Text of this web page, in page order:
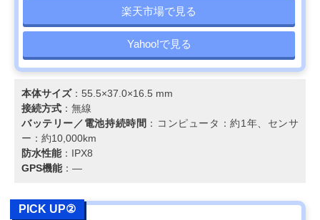
楽天市場で見る
Yahoo!で見る
本体サイズ：55.5×37.0×16.5 mm
接続方式 ：無線
バッテリー／電池持続時間 ：コンピュータ：約1年、センサ
ー：約10,000km
防水性能：IPX8
GPS機能：―
PICK UP②